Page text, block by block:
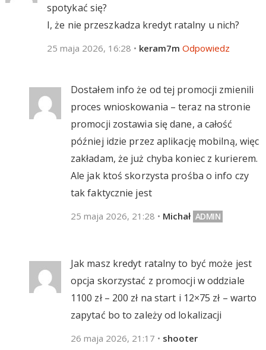
spotykać się?
I, że nie przeszkadza kredyt ratalny u nich?
25 maja 2026, 16:28 • keram7m Odpowiedz
Dostałem info że od tej promocji zmienili
proces wnioskowania – teraz na stronie
promocji zostawia się dane, a całość
później idzie przez aplikację mobilną, więc
zakładam, że już chyba koniec z kurierem.
Ale jak ktoś skorzysta prośba o info czy
tak faktycznie jest
25 maja 2026, 21:28 • Michał
Jak masz kredyt ratalny to być może jest
opcja skorzystać z promocji w oddziale
1100 zł – 200 zł na start i 12×75 zł – warto
zapytać bo to zależy od lokalizacji
26 maja 2026, 21:17 • shooter